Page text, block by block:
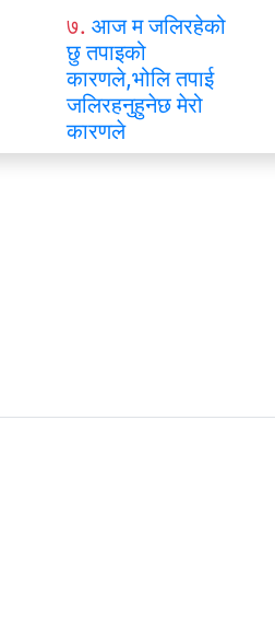
७. आज म जलिरहेको
छु तपाइको
कारणले,भोलि तपाई
जलिरहनुहुनेछ मेरो
कारणले